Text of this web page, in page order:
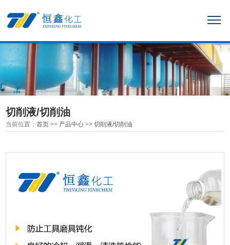
切削液/切削油
当前位置：首页 >> 产品中心 >>切削液/切削油